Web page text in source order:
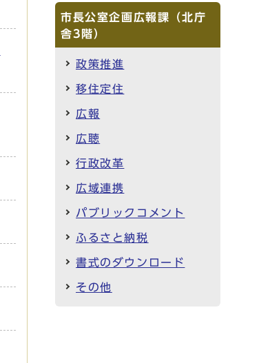
市長公室企画広報課（北庁
舎3階）
政策推進
移住定住
広報
広聴
行政改革
広域連携
パブリックコメント
ふるさと納税
書式のダウンロード
その他